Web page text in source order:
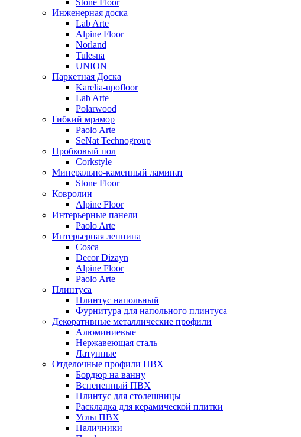
Stone Floor
Инженерная доска
Lab Arte
Alpine Floor
Norland
Tulesna
UNION
Паркетная Доска
Karelia-upofloor
Lab Arte
Polarwood
Гибкий мрамор
Paolo Arte
SeNat Technogroup
Пробковый пол
Corkstyle
Минерально-каменный ламинат
Stone Floor
Ковролин
Alpine Floor
Интерьерные панели
Paolo Arte
Интерьерная лепнина
Cosca
Decor Dizayn
Alpine Floor
Paolo Arte
Плинтуса
Плинтус напольный
Фурнитура для напольного плинтуса
Декоративные металлические профили
Алюминиевые
Нержавеющая сталь
Латунные
Отделочные профили ПВХ
Бордюр на ванну
Вспененный ПВХ
Плинтус для столешницы
Раскладка для керамической плитки
Углы ПВХ
Наличники